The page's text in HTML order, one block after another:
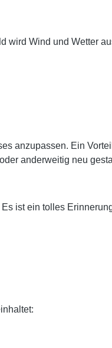
wird Wind und Wetter
anzupassen. Ein
anderweitig neu
ist ein tolles